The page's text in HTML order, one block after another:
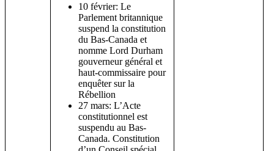
10 février: Le
Parlement britannique
suspend la constitution
du Bas-Canada et
nomme Lord Durham
gouverneur général et
haut-commissaire pour
enquêter sur la
Rébellion
27 mars: L’Acte
constitutionnel est
suspendu au Bas-
Canada. Constitution